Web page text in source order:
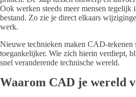
Ook werken steeds meer mensen tegelijk
bestand. Zo zie je direct elkaars
werk.
Nieuwe technieken maken CAD-tekenen
toegankelijker. Wie zich hierin verdiept,
snel veranderende technische wereld.
Waarom CAD je wereld